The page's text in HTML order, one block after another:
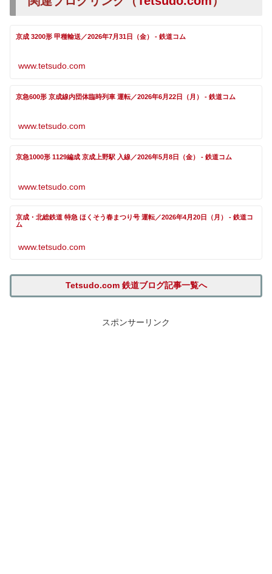
京成 3200形 甲種輸送／2026年7月31日（金） - 鉄道コム
www.tetsudo.com
京急600形 京成線内団体臨時列車 運転／2026年6月22日（月） - 鉄道コム
www.tetsudo.com
京急1000形 1129編成 京成上野駅 入線／2026年5月8日（金） - 鉄道コム
www.tetsudo.com
京成・北総鉄道 特急 ほくそう春まつり号 運転／2026年4月20日（月） - 鉄道コ
ム
www.tetsudo.com
Tetsudo.com 鉄道ブログ記事一覧へ
スポンサーリンク